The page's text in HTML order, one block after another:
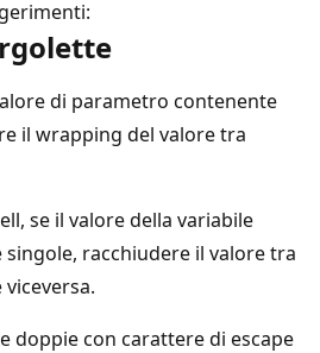
di parametro contenente
il wrapping del valore tra
se il valore della variabile
racchiudere il valore tra
doppie con carattere di escape